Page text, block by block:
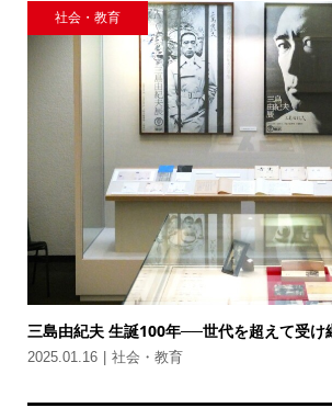
社会・教育
三島由紀夫 生誕100年──世代を超えて受け
2025.01.16 社会・教育